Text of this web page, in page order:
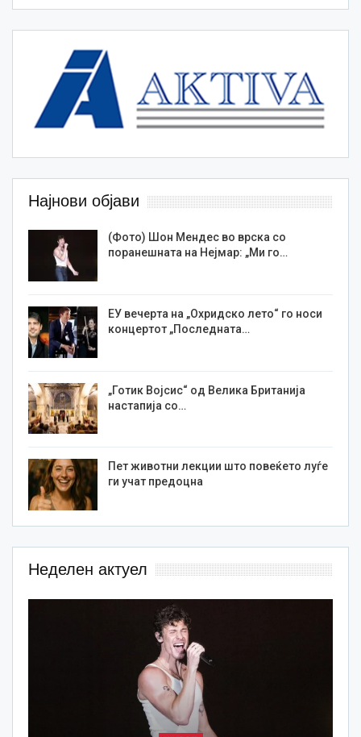
Најнови објави
(Фото) Шон Мендес во врска со
поранешната на Нејмар: „Ми го…
ЕУ вечерта на „Охридско лето“ го носи
концертот „Последната…
„Готик Војсис“ од Велика Британија
настапија со…
Пет животни лекции што повеќето луѓе
ги учат предоцна
Неделен актуел